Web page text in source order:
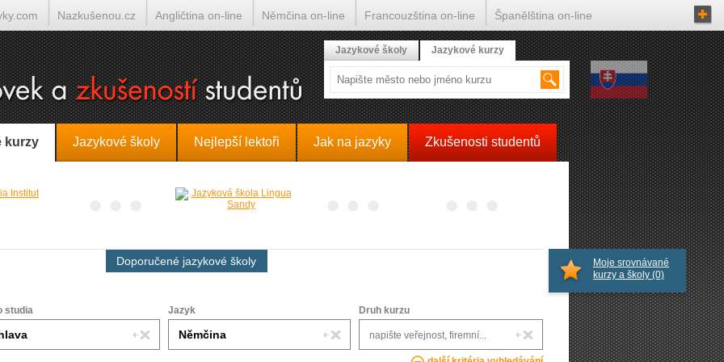
kurzy Jazykové školy Nejlepší lektoři Jak na jazyky Zkušenosti studentů
Doporučené jazykové školy
studia Jazyk Druh kurzu
Moje srovnávané
kurzy a školy (0)
Jazykové školy Jazykové kurzy
Nazkušenou.cz Angličtina on-line Němčina on-line Francouzština on-line Španělština on-line